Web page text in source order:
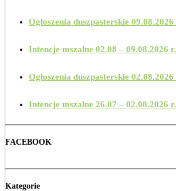
Ogłoszenia duszpasterskie 09.08.2026
Intencje mszalne 02.08 – 09.08.2026 r.
Ogłoszenia duszpasterskie 02.08.2026
Intencje mszalne 26.07 – 02.08.2026 r.
FACEBOOK
Kategorie